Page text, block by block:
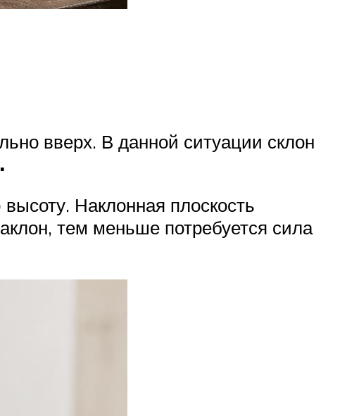
вверх. В данной ситуации склон
Наклонная плоскость
тем меньше потребуется сила